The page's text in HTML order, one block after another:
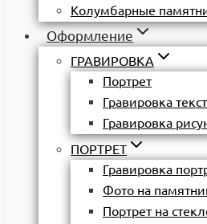
Колумбарные
Оформление
ГРАВИРОВКА
Портрет
Гравировка
Гравировка
ПОРТРЕТ
Гравировка
Фото на
Портрет на